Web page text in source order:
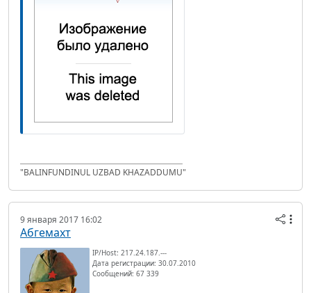
"BALINFUNDINUL UZBAD KHAZADDUMU"
9 января 2017 16:02
Абгемахт
IP/Host: 217.24.187.---
Дата регистрации: 30.07.2010
Сообщений: 67 339